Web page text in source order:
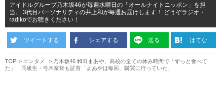
アイドルグループ乃木坂46が毎週水曜日の「オールナイトニッポン」を担
当。 3代目パーソナリティの井上和が毎週お届けします！ どうぞラジオ・
radikoでお聴きください！
ツイートする シェアする 送る はてな
TOP エンタメ
乃木坂46 和田まあや、高校の全ての休み時間で「ずっと食べて
た」 同級生・弓木奈於も証言「まあやは毎回、購買に行っていた」